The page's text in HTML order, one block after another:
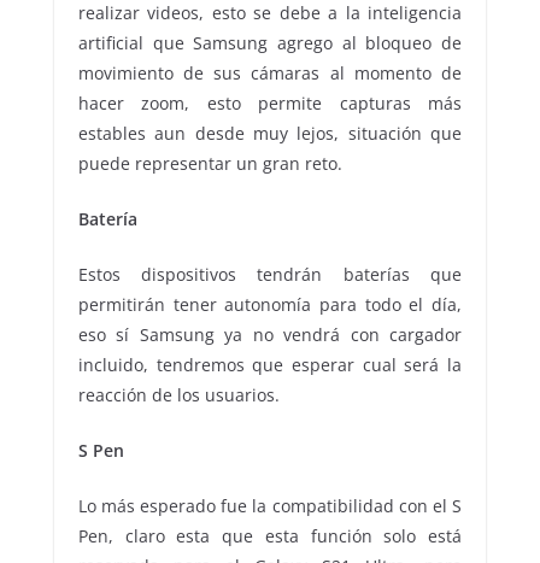
realizar videos, esto se debe a la inteligencia
artificial que Samsung agrego al bloqueo de
movimiento de sus cámaras al momento de
hacer zoom, esto permite capturas más
estables aun desde muy lejos, situación que
puede representar un gran reto.
Batería
Estos dispositivos tendrán baterías que
permitirán tener autonomía para todo el día,
eso sí Samsung ya no vendrá con cargador
incluido, tendremos que esperar cual será la
reacción de los usuarios.
S Pen
Lo más esperado fue la compatibilidad con el S
Pen, claro esta que esta función solo está